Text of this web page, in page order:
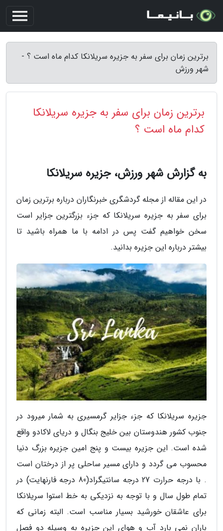
برترین زمان برای سفر به جزیره سریلانکا کدام ماه است ؟ -
شهر ورزش
برترین زمان برای سفر به جزیره سریلانکا
کدام ماه است ؟
به گزارش شهر ورزش، جزیره سریلانکا
در این مقاله از مجله گردشگری خبرنگاران درباره برترین زمان
برای سفر به جزیره سریلانکا که جزء بزرگترین جزایر است
سخن خواهیم گفت پس در ادامه با ما همراه باشید تا
بیشتر درباره این جزیره بدانید.
جزیره سریلانکا که جزء جزایر گرمسیری به شمار میرود در
جنوب کشور هندوستان بین خلیج بنگال و دریای لاکادو واقع
شده است. این جزیره بیست و پنج امین جزیره بزرگ دنیا
محسوب می گردد و دارای مسیر ساحلی پر از درختان است
. با درجه حرارت 27 درجه سانتیگراد(80 درجه فارنهایت) در
تمام طول سال و با توجه به نزدیکی به خط استوا سریلانکا
برای عاشقان خورشید بسیار مناسب است. البته زمانی که
باران نمی بارد آب و هوای این جزیره به وسیله دو فصل